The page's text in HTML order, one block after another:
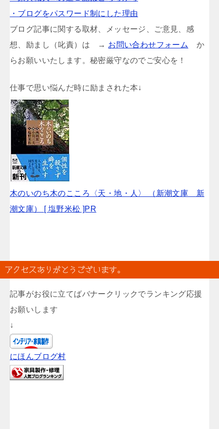
・ブログをパスワード制にした理由
ブログ記事に関する取材、メッセージ、ご意見、感
想、励まし（叱責）は → お問い合わせフォーム か
らお願いいたします。秘密厳守なのでご安心を！
仕事で思い悩んだ時に励まされた本↓
木のいのち木のこころ〈天・地・人〉 （新潮文庫 新
潮文庫） [ 塩野米松 ]PR
アクセスありがとうございます。
記事がお役に立てばバナークリックでランキング応援
お願いします
↓
にほんブログ村